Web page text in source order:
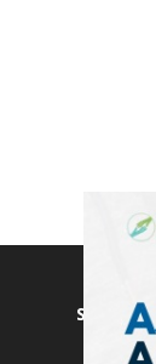
SEGUICI